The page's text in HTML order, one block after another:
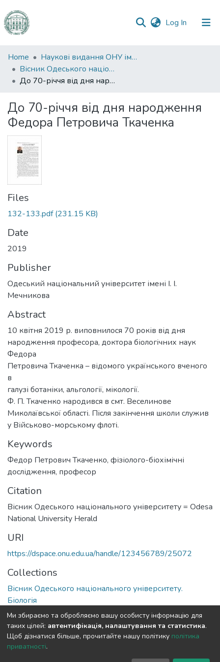
Log In (current)
Communities
&
Collections
Statistics
Home
Наукові видання ОНУ імені І. І. Мечникова
Вісник Одеського національного університету. Біологія
До 70-річчя від дня народження Федора Петровича Ткаченка
До 70-річчя від дня народження
Федора Петровича Ткаченка
Files
132-133.pdf(231.15 KB)
Date
2019
Publisher
Одеський національний університет імені І. І.
Мечникова
Abstract
10 квітня 2019 р. виповнилося 70 років від дня
народження професора, доктора біологічних наук
Федора
Петровича Ткаченка – відомого українського вченого
в
галузі ботаніки, альгології, мікології.
Ф. П. Ткаченко народився в смт. Веселинове
Миколаївської області. Після закінчення школи служив
у Військово-морському флоті.
Keywords
Федор Петрович Ткаченко, фізіолого-біохімічні
дослідження, професор
Citation
Вісник Одеського національного університету = Odesa
National University Herald
URI
https://dspace.onu.edu.ua/handle/123456789/25072
Collections
Вісник Одеського національного університету.
Біологія
Full item page
Ми збираємо та обробляємо вашу особисту інформацію для
таких цілей: автентифікація, налаштування та статистика.
Щоб дізнатися більше, прочитайте нашу політику політика
приватності.